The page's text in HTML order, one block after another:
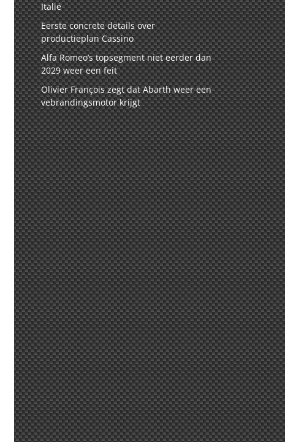
Italië
Eerste concrete details over
productieplan Cassino
Alfa Romeo’s topsegment niet eerder dan
2029 weer een feit
Olivier François zegt dat Abarth weer een
vebrandingsmotor krijgt